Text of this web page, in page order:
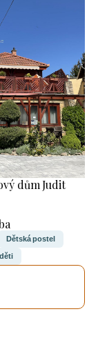
dům Judit
Dětská postel